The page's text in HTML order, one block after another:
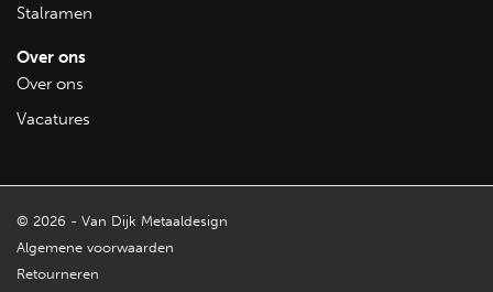
Stalramen
Over ons
Over ons
Vacatures
© 2026 - Van Dijk Metaaldesign
Algemene voorwaarden
Retourneren